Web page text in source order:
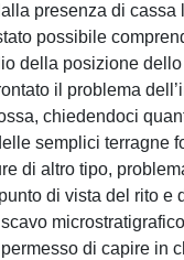
presenza di cassa
possibile
della posizione
il problema
chiedendoci
semplici terragne
di altro tipo,
di vista del rito e
di capire in